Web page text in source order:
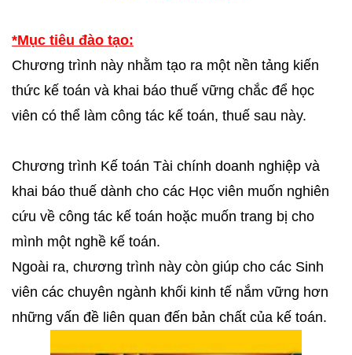
*Mục tiêu đào tạo:
Chương trình này nhằm tạo ra một nền tảng kiến
thức kế toán và khai báo thuế vững chắc để học
viên có thể làm công tác kế toán, thuế sau này.
Chương trình Kế toán Tài chính doanh nghiệp và
khai báo thuế dành cho các Học viên muốn nghiên
cứu về công tác kế toán hoặc muốn trang bị cho
mình một nghề kế toán.
Ngoài ra, chương trình này còn giúp cho các Sinh
viên các chuyên ngành khối kinh tế nắm vững hơn
những vấn đề liên quan đến bản chất của kế toán.